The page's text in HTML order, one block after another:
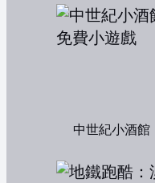
中世紀小酒館